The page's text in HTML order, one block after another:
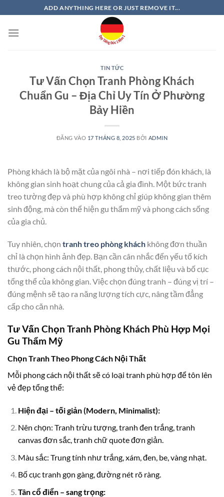
qua
nội
ADD ANYTHING HERE OR JUST REMOVE IT...
TIN TỨC
Tư Vấn Chọn Tranh Phòng Khách
Chuẩn Gu – Địa Chỉ Uy Tín Ở Phường
Bảy Hiền
ĐĂNG VÀO 17 THÁNG 8, 2025 BỞI ADMIN
Phòng khách là bộ mặt của ngôi nhà – nơi tiếp đón khách, là
không gian sinh hoạt chung của cả gia đình. Một bức tranh
treo tường đẹp và phù hợp không chỉ giúp không gian thêm
sinh động, mà còn thể hiện gu thẩm mỹ và phong cách sống
của gia chủ.
Tuy nhiên, chọn tranh treo phòng khách không đơn thuần
chỉ là chọn hình ảnh đẹp. Bạn cần cân nhắc đến yếu tố kích
thước, phong cách nội thất, phong thủy, chất liệu và bố cục
tổng thể của không gian. Việc chọn đúng tranh – đúng vị trí –
đúng mệnh sẽ tạo ra năng lượng tích cực, nâng tầm đẳng
cấp cho căn nhà.
Tư Vấn Chọn Tranh Phòng Khách Phù Hợp Mọi
Gu Thẩm Mỹ
Chọn Tranh Theo Phong Cách Nội Thất
Mỗi phong cách nội thất sẽ có loại tranh phù hợp để tôn lên
vẻ đẹp tổng thể:
Hiện đại – tối giản (Modern, Minimalist):
Nên chọn: Tranh trừu tượng, tranh đen trắng, tranh
canvas đơn sắc, tranh chữ quote đơn giản.
Màu sắc: Trung tính như trắng, xám, đen, be, vàng nhạt.
Bố cục tranh gọn gàng, đường nét rõ ràng.
Tân cổ điển – sang trọng: